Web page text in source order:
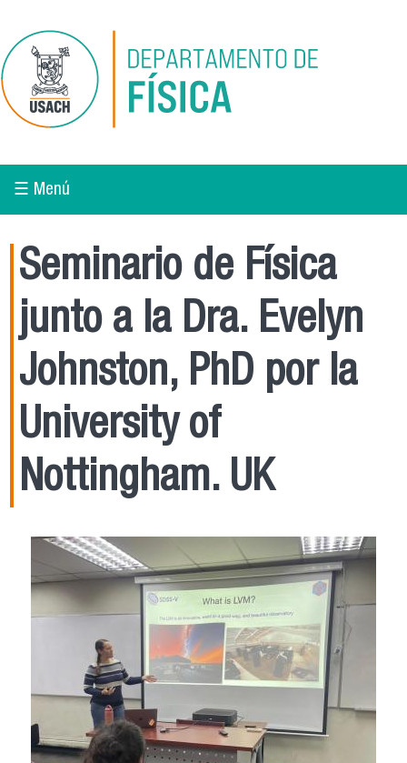
☰ Menú
Seminario de Física
junto a la Dra. Evelyn
Johnston, PhD por la
University of
Nottingham. UK